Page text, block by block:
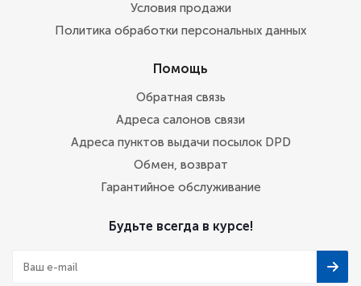
Условия продажи
Политика обработки персональных данных
Помощь
Обратная связь
Адреса салонов связи
Адреса пунктов выдачи посылок DPD
Обмен, возврат
Гарантийное обслуживание
Будьте всегда в курсе!